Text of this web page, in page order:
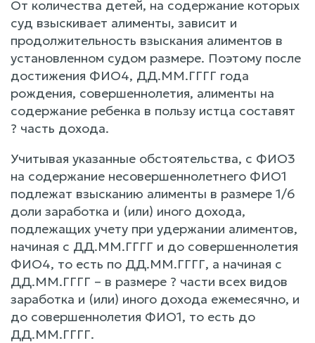
От количества детей, на содержание которых
суд взыскивает алименты, зависит и
продолжительность взыскания алиментов в
установленном судом размере. Поэтому после
достижения ФИО4, ДД.ММ.ГГГГ года
рождения, совершеннолетия, алименты на
содержание ребенка в пользу истца составят
? часть дохода.
Учитывая указанные обстоятельства, с ФИО3
на содержание несовершеннолетнего ФИО1
подлежат взысканию алименты в размере 1/6
доли заработка и (или) иного дохода,
подлежащих учету при удержании алиментов,
начиная с ДД.ММ.ГГГГ и до совершеннолетия
ФИО4, то есть по ДД.ММ.ГГГГ, а начиная с
ДД.ММ.ГГГГ – в размере ? части всех видов
заработка и (или) иного дохода ежемесячно, и
до совершеннолетия ФИО1, то есть до
ДД.ММ.ГГГГ.